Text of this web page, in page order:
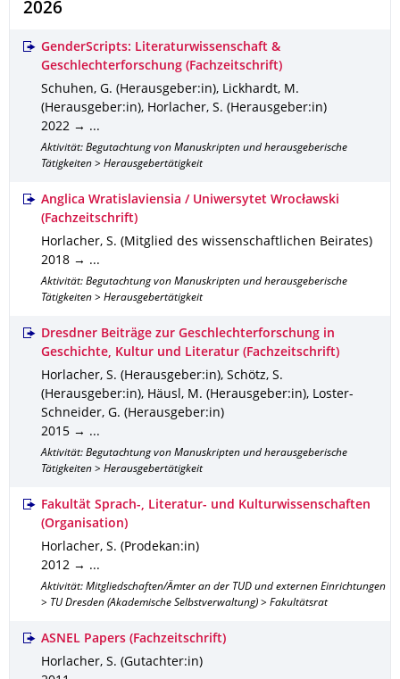
2026
GenderScripts: Literaturwissenschaft &
Geschlechterforschung (Fachzeitschrift)
Schuhen, G. (Herausgeber:in), Lickhardt, M.
(Herausgeber:in), Horlacher, S. (Herausgeber:in)
2022 → ...
Aktivität: Begutachtung von Manuskripten und herausgeberische
Tätigkeiten > Herausgebertätigkeit
Anglica Wratislaviensia / Uniwersytet Wrocławski
(Fachzeitschrift)
Horlacher, S. (Mitglied des wissenschaftlichen Beirates)
2018 → ...
Aktivität: Begutachtung von Manuskripten und herausgeberische
Tätigkeiten > Herausgebertätigkeit
Dresdner Beiträge zur Geschlechterforschung in
Geschichte, Kultur und Literatur (Fachzeitschrift)
Horlacher, S. (Herausgeber:in), Schötz, S.
(Herausgeber:in), Häusl, M. (Herausgeber:in), Loster-
Schneider, G. (Herausgeber:in)
2015 → ...
Aktivität: Begutachtung von Manuskripten und herausgeberische
Tätigkeiten > Herausgebertätigkeit
Fakultät Sprach-, Literatur- und Kulturwissenschaften
(Organisation)
Horlacher, S. (Prodekan:in)
2012 → ...
Aktivität: Mitgliedschaften/Ämter an der TUD und externen Einrichtungen
> TU Dresden (Akademische Selbstverwaltung) > Fakultätsrat
ASNEL Papers (Fachzeitschrift)
Horlacher, S. (Gutachter:in)